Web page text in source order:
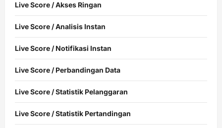
Live Score / Akses Ringan
Live Score / Analisis Instan
Live Score / Notifikasi Instan
Live Score / Perbandingan Data
Live Score / Statistik Pelanggaran
Live Score / Statistik Pertandingan